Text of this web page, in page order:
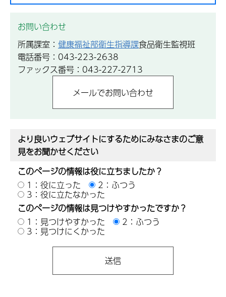
お問い合わせ
所属課室： 健康福祉部衛生指導課食品衛生監視班
電話番号：043-223-2638
ファックス番号：043-227-2713
より良いウェブサイトにするためにみなさまのご意
見をお聞かせください
このページの情報は役に立ちましたか？
1：役に立った
2：ふつう
3：役に立たなかった
このページの情報は見つけやすかったですか？
1：見つけやすかった
2：ふつう
3：見つけにくかった